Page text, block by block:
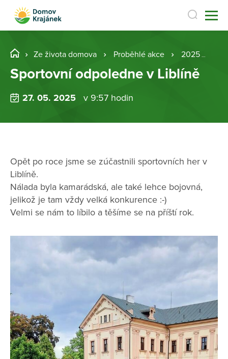
Ze života domova Proběhlé akce 2025
Sportovní odpoledne v Liblíně
27. 05. 2025 v 9:57 hodin
Opět po roce jsme se zúčastnili sportovních her v
Liblíně.
Nálada byla kamarádská, ale také lehce bojovná,
jelikož je tam vždy velká konkurence :-)
Velmi se nám to líbilo a těšíme se na příští rok.